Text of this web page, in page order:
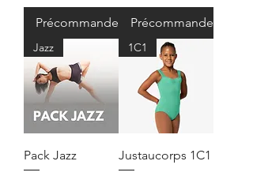
Précommander Précommander
Jazz
Pack Jazz
1C1
Justaucorps 1C1